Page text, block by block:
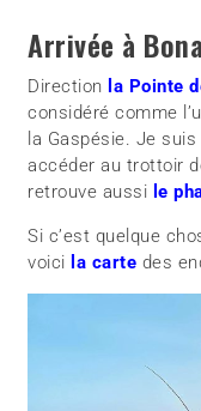
Arrivée à
Direction la Pointe
considéré comme
la Gaspésie. Je
accéder au trottoir
retrouve aussi le
Si c’est quelque
voici la carte des